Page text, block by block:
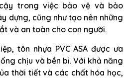
trong việc bảo vệ và bảo
dựng, cũng như tạo nên những
và an toàn cho con người.
tôn nhựa PVC ASA được ưa
chịu và bền bỉ. Với khả năng
thời tiết và các chất hóa học,